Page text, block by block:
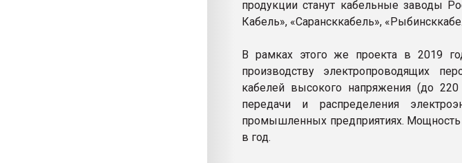
продукции станут кабельные заводы
Кабель», «Сарансккабель»,
В рамках этого же проекта в 2019
производству электропроводящих
кабелей высокого напряжения (до
передачи и распределения
промышленных предприятиях. Мощность
в год.